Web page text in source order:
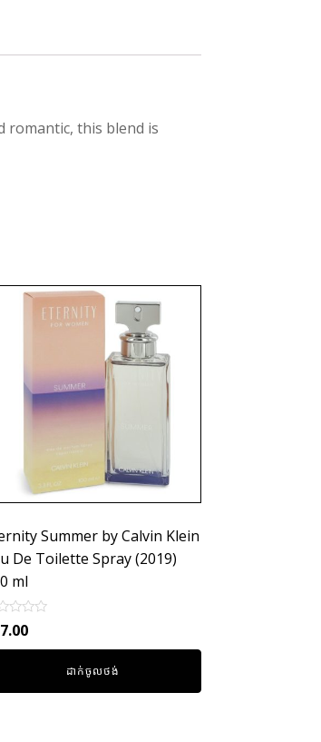
romantic, this blend is
Summer by Calvin Klein
De Toilette Spray (2019)
ml
ដាក់ចូលថង់